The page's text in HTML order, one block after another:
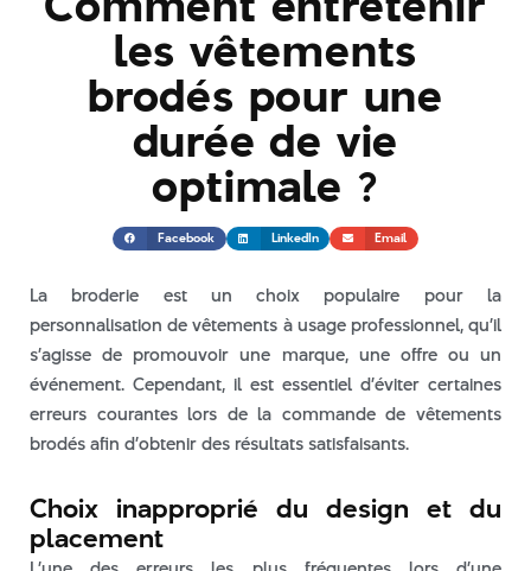
couleurs ?
Impression ou broderie sur
technique choisir ?
Marquage textile
événementiel : 5 idées
d’uniformes qui marquent
les esprits
Vêtements personnalisés à
votre métier
juillet 2026
les vêtements
brodés pour une
durée de vie
optimale ?
Facebook LinkedIn Email
La broderie est un choix populaire pour la
personnalisation de vêtements à usage professionnel, qu’il
s’agisse de promouvoir une marque, une offre ou un
événement. Cependant, il est essentiel d’éviter certaines
erreurs courantes lors de la commande de vêtements
brodés afin d’obtenir des résultats satisfaisants.
Choix inapproprié du design et du
placement